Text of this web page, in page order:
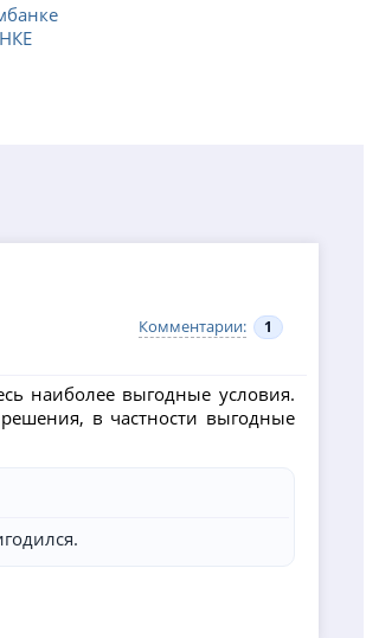
Комментарии: 1
наиболее выгодные условия.
в частности выгодные